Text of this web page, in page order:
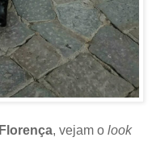
Florença, vejam o look